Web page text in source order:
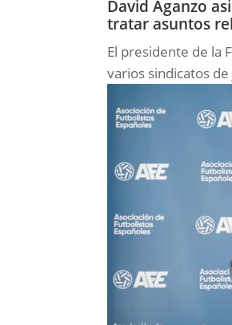
David Aganzo
tratar asuntos
El presidente de la
varios sindicatos